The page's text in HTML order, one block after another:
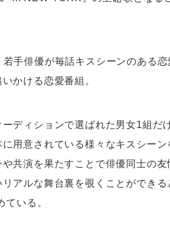
手俳優が毎話キスシーンのある恋
かける恋愛番組。
ディションで選ばれた男女1組だ
用意されている様々なキスシーン
共演を果たすことで俳優同士の友
アルな舞台裏を覗くことができる
いる。